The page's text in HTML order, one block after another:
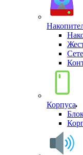
Корпуса